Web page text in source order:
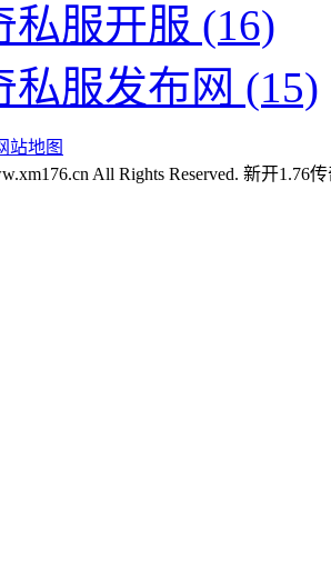
私服开服 (16)
私服发布网 (15)
站地图
All Rights Reserved. 新开1.76